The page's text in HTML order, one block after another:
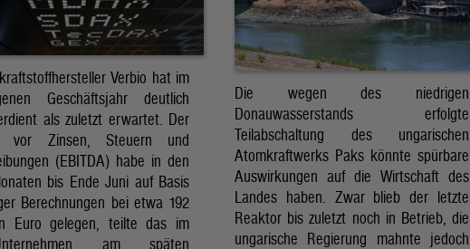
Verbio hat im
Geschäftsjahr deutlich
als zuletzt erwartet. Der
vor Zinsen, Steuern und
(EBITDA) habe in den
bis Ende Juni auf Basis
Berechnungen bei etwa 192
Euro gelegen, teilte das im
Unternehmen am späten
Die wegen des niedrigen
Donauwasserstands erfolgte
Teilabschaltung des ungarischen
Atomkraftwerks Paks könnte spürbare
Auswirkungen auf die Wirtschaft des
Landes haben. Zwar blieb der letzte
Reaktor bis zuletzt noch in Betrieb, die
ungarische Regierung mahnte jedoch